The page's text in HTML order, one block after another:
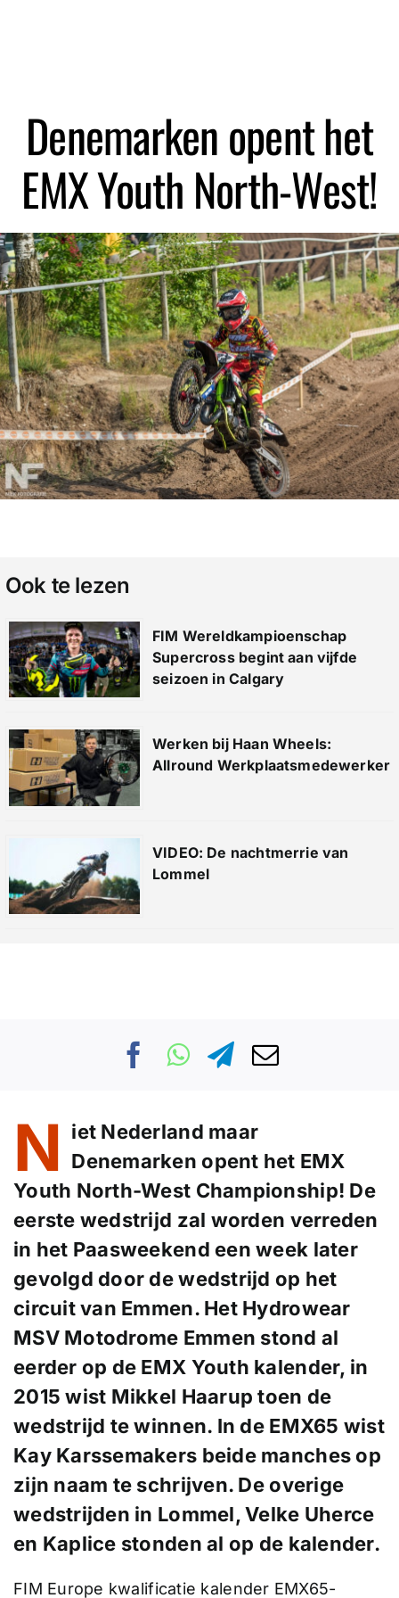
Denemarken opent het
EMX Youth North-West!
Ook te lezen
FIM Wereldkampioenschap
Supercross begint aan vijfde
seizoen in Calgary
Werken bij Haan Wheels:
Allround Werkplaatsmedewerker
VIDEO: De nachtmerrie van
Lommel
N iet Nederland maar
Denemarken opent het EMX
Youth North-West Championship! De
eerste wedstrijd zal worden verreden
in het Paasweekend een week later
gevolgd door de wedstrijd op het
circuit van Emmen. Het Hydrowear
MSV Motodrome Emmen stond al
eerder op de EMX Youth kalender, in
2015 wist Mikkel Haarup toen de
wedstrijd te winnen. In de EMX65 wist
Kay Karssemakers beide manches op
zijn naam te schrijven. De overige
wedstrijden in Lommel, Velke Uherce
en Kaplice stonden al op de kalender.
FIM Europe kwalificatie kalender EMX65-